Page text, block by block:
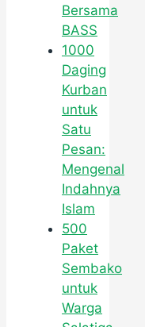
Bersama
BASS
1000
Daging
Kurban
untuk
Satu
Pesan:
Mengenal
Indahnya
Islam
500
Paket
Sembako
untuk
Warga